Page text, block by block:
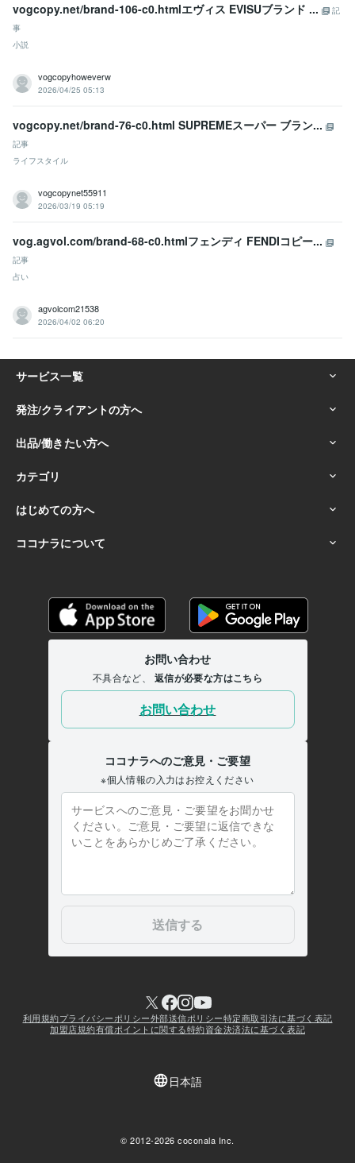
vogcopy.net/brand-106-c0.htmlエヴィス EVISUブランド ...
記
事
小説
vogcopyhoweverw
2026/04/25 05:13
vogcopy.net/brand-76-c0.html SUPREMEスーパー ブラン...
記事
ライフスタイル
vogcopynet55911
2026/03/19 05:19
vog.agvol.com/brand-68-c0.htmlフェンディ FENDIコピー...
記事
占い
agvolcom21538
2026/04/02 06:20